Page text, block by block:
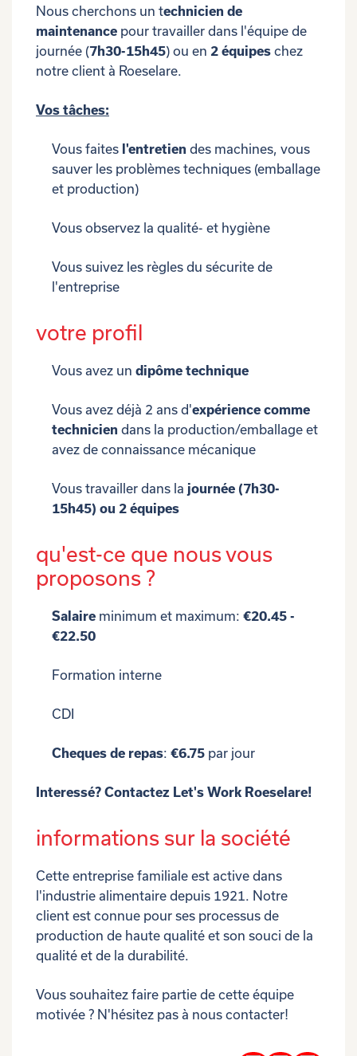
Nous cherchons un technicien de
maintenance pour travailler dans l'équipe de
journée (7h30-15h45) ou en 2 équipes chez
notre client à Roeselare.
Vos tâches:
Vous faites l'entretien des machines, vous
sauver les problèmes techniques (emballage
et production)
Vous observez la qualité- et hygiène
Vous suivez les règles du sécurite de
l'entreprise
votre profil
Vous avez un dipôme technique
Vous avez déjà 2 ans d'expérience comme
technicien dans la production/emballage et
avez de connaissance mécanique
Vous travailler dans la journée (7h30-
15h45) ou 2 équipes
qu'est-ce que nous vous
proposons ?
Salaire minimum et maximum: €20.45 -
€22.50
Formation interne
CDI
Cheques de repas: €6.75 par jour
Interessé? Contactez Let's Work Roeselare!
informations sur la société
Cette entreprise familiale est active dans
l'industrie alimentaire depuis 1921. Notre
client est connue pour ses processus de
production de haute qualité et son souci de la
qualité et de la durabilité.
Vous souhaitez faire partie de cette équipe
motivée ? N'hésitez pas à nous contacter!